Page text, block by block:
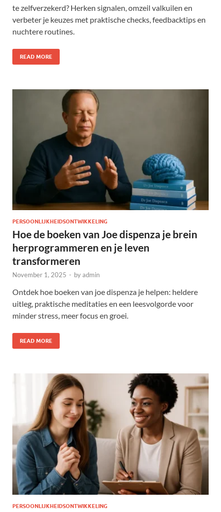
te zelfverzekerd? Herken signalen, omzeil valkuilen en
verbeter je keuzes met praktische checks, feedbacktips en
nuchtere routines.
READ MORE
PERSOONLIJKHEIDSONTWIKKELING
Hoe de boeken van Joe dispenza je brein
herprogrammeren en je leven
transformeren
November 1, 2025 - byadmin
Ontdek hoe boeken van joe dispenza je helpen: heldere
uitleg, praktische meditaties en een leesvolgorde voor
minder stress, meer focus en groei.
READ MORE
PERSOONLIJKHEIDSONTWIKKELING